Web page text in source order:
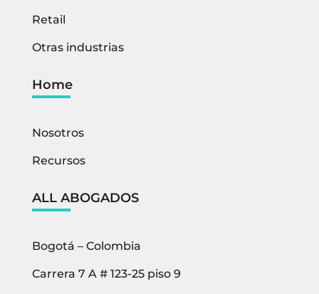
Retail
Otras industrias
Home
Nosotros
Recursos
ALL ABOGADOS
Bogotá – Colombia
Carrera 7 A # 123-25 piso 9